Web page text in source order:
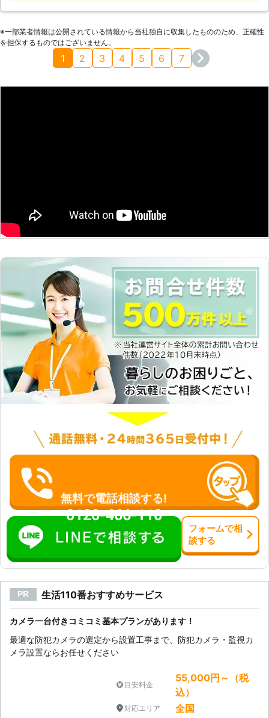
り犯罪検挙の役にも立っています。
もアドバイスいたしますし、最適なカ
メラをご提案いたします。まずはご相
※⼀部業者情報は公開されている情報から当社独⾃に収集したもののため、正確性
を担保するものではございません。
1 2 3 4 5 6 7
無料で電話相談する!
0120-466-110
フォームで相
談する
PR 生活110番おすすめサービス
カメラ一台付きコミコミ基本プランがあります！
最適な防犯カメラの選定から設置工事まで、防犯カメラ・監視カ
メラ設置ならお任せください
目安料金
55,000円～（税
込）
対応エリア 全国